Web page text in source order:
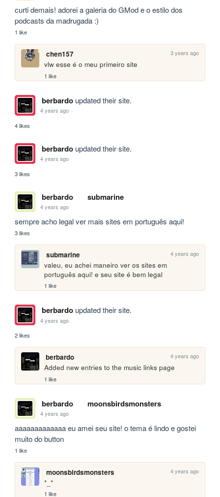
curti demais! adorei a galeria do GMod e o estilo dos
podcasts da madrugada :)
1 like
chen157 3 years ago
vlw esse é o meu primeiro site
1 like
berbardoupdated their site.
4 years ago
4 likes
berbardoupdated their site.
4 years ago
3 likes
berbardo submarine
4 years ago
sempre acho legal ver mais sites em português aqui!
3 likes
submarine 4 years ago
valeu, eu achei maneiro ver os sites em
português aqui! e seu site é bem legal
1 like
berbardoupdated their site.
4 years ago
2 likes
berbardo 4 years ago
Added new entries to the music links page
1 like
berbardo moonsbirdsmonsters
4 years ago
aaaaaaaaaaaaa eu amei seu site! o tema é lindo e gostei
muito do button
1 like
moonsbirdsmonsters 4 years ago
*_*
1 like